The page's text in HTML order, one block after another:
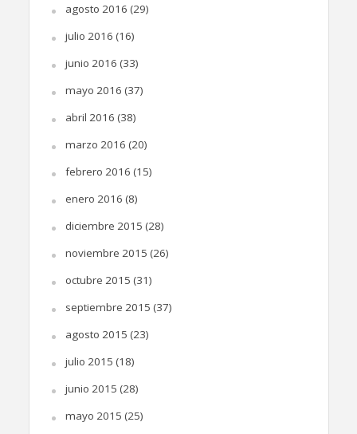
agosto 2016 (29)
julio 2016 (16)
junio 2016 (33)
mayo 2016 (37)
abril 2016 (38)
marzo 2016 (20)
febrero 2016 (15)
enero 2016 (8)
diciembre 2015 (28)
noviembre 2015 (26)
octubre 2015 (31)
septiembre 2015 (37)
agosto 2015 (23)
julio 2015 (18)
junio 2015 (28)
mayo 2015 (25)